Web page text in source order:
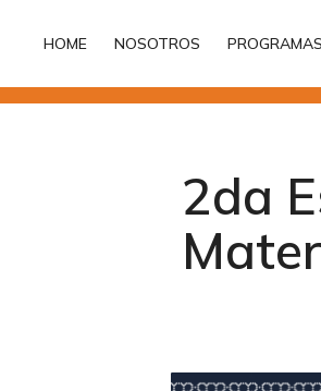
HOME NOSOTROS PROGRAMAS
2da